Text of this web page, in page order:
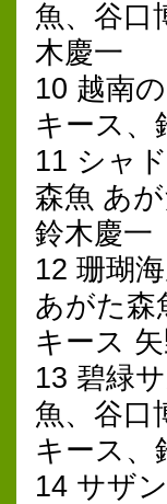
魚、谷口
木慶一
10 越南
キース、
11 シャ
森魚 あ
鈴木慶一
12 珊瑚
あがた森
キース
13 碧緑
魚、谷口
キース、
14 サザ